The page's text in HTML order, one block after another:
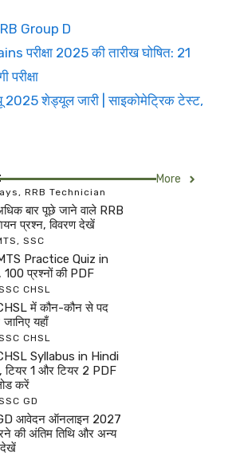
Group D
परीक्षा 2025 की तारीख घोषित: 21
2025 शेड्यूल जारी | साइकोमेट्रिक टेस्ट,
More
, RRB Technician
बार पूछे जाने वाले RRB
प्रश्न, विवरण देखें
, SSC
Practice Quiz in
प्रश्नों की PDF
CHSL
में कौन-कौन से पद
यहाँ
CHSL
Syllabus in Hindi
1 और टियर 2 PDF
करें
GD
आवेदन ऑनलाइन 2027
की अंतिम तिथि और अन्य
देखें